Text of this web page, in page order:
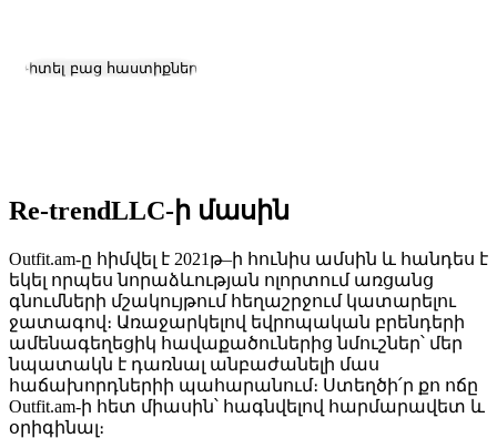
Դիտել բաց հաստիքները
Re-trendLLC-ի մասին
Outfit.am-ը հիմվել է 2021թ–ի հունիս ամսին և հանդես է
եկել որպես նորաձևության ոլորտում առցանց
գնումների մշակույթում հեղաշրջում կատարելու
ջատագով։ Առաջարկելով եվրոպական բրենդերի
ամենագեղեցիկ հավաքածուներից նմուշներ՝ մեր
նպատակն է դառնալ անբաժանելի մաս
հաճախորդներիի պահարանում։ Ստեղծի՛ր քո ոճը
Outfit.am-ի հետ միասին՝ հագնվելով հարմարավետ և
օրիգինալ։